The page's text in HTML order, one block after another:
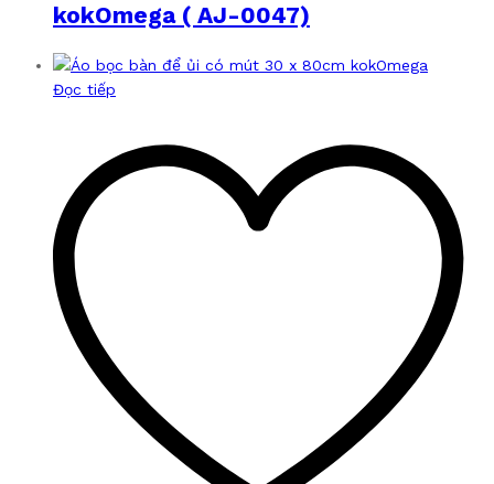
kokOmega ( AJ-0047)
Đọc tiếp